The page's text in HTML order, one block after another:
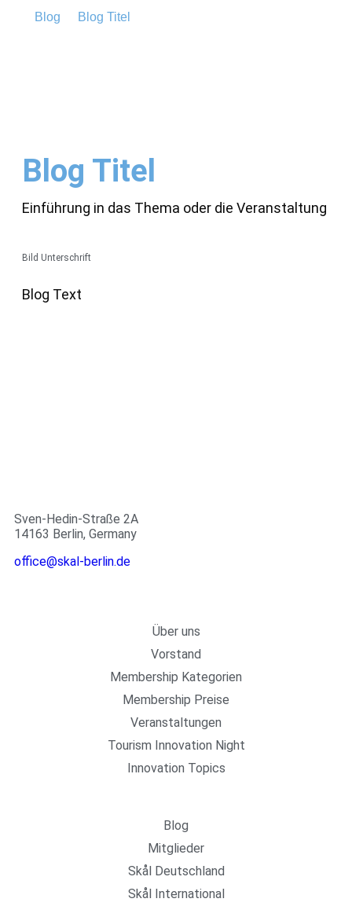
Blog Blog Titel
Blog Titel
Einführung in das Thema oder die Veranstaltung
Bild Unterschrift
Blog Text
Sven-Hedin-Straße 2A
14163 Berlin, Germany
office@skal-berlin.de
Über uns
Vorstand
Membership Kategorien
Membership Preise
Veranstaltungen
Tourism Innovation Night
Innovation Topics
Blog
Mitglieder
Skål Deutschland
Skål International